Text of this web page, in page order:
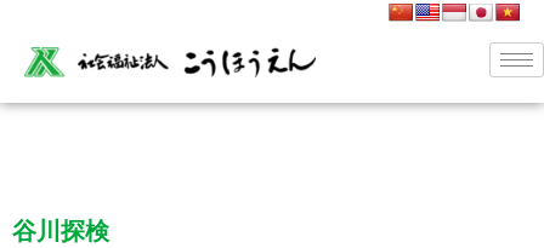
谷川探検